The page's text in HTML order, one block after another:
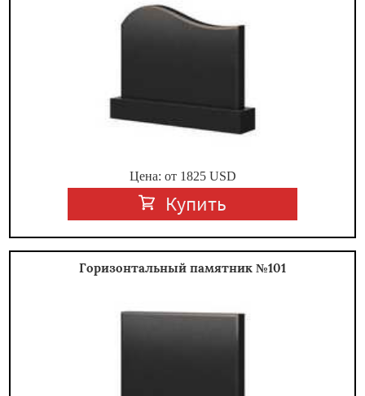
Цена: от 1825USD
Купить
Горизонтальный памятник №101